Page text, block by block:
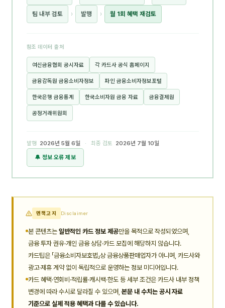
팀 내부 검토 › 발행 › 월 1회 혜택 재검토
참조 데이터 출처
여신금융협회 공시자료 각 카드사 공식 홈페이지
금융감독원 금융소비자정보 파인 금융소비자정보포털
한국은행 금융통계 한국소비자원 금융 자료 금융결제원
공정거래위원회
발행 2026년 5월 6일 · 최종 검토 2026년 7월 10일
🔔 정보 오류 제보
면책고지 Disclaimer
본 콘텐츠는 일반적인 카드 정보 제공만을 목적으로 작성되었으며,
금융 투자 권유·개인 금융 상담·카드 모집에 해당하지 않습니다.
카드팁은 「금융소비자보호법」상 금융상품판매업자가 아니며, 카드사와
광고·제휴 계약 없이 독립적으로 운영하는 정보 미디어입니다.
카드 혜택·연회비·적립률·캐시백·한도 등 세부 조건은 카드사 내부 정책
변경에 따라 수시로 달라질 수 있으며,본문 내 수치는 공시 자료
기준으로 실제 적용 혜택과 다를 수 있습니다.